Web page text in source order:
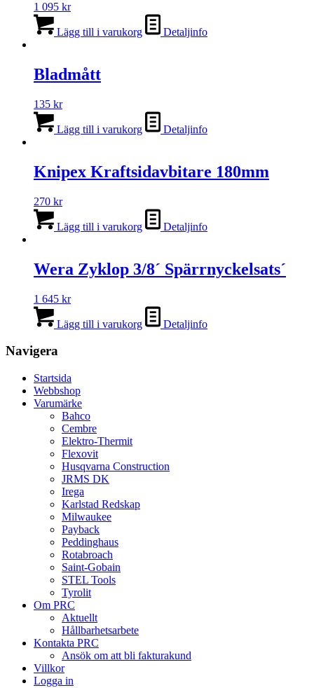
1 095 kr
Lägg till i varukorg Detaljinfo
Bladmått
135 kr
Lägg till i varukorg Detaljinfo
Knipex Kraftsidavbitare 180mm
270 kr
Lägg till i varukorg Detaljinfo
Wera Zyklop 3/8´ Spärrnyckelsats´
1 645 kr
Lägg till i varukorg Detaljinfo
Navigera
Startsida
Webbshop
Varumärke
Bahco
Cembre
Elektro-Thermit
Flexovit
Husqvarna Construction
JRMS DK
Irega
Karlstad Redskap
Milwaukee
Payback
Peddinghaus
Rotabroach
Saint-Gobain
STEL Tools
Tyrolit
Om PRC
Aktuellt
Hållbarhetsarbete
Kontakta PRC
Ansök om att bli fakturakund
Villkor
Logga in